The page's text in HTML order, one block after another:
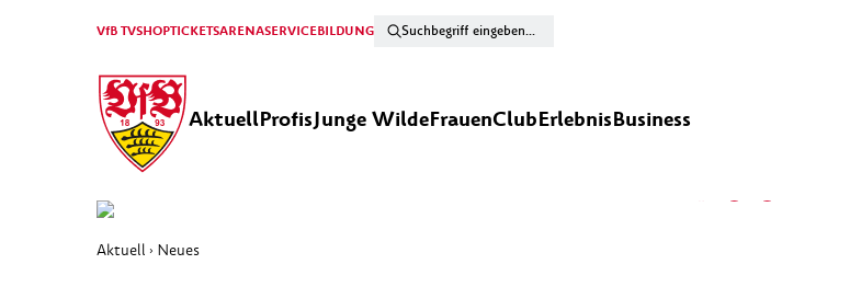
VfB TVSHOPTICKETSARENASERVICEBILDUNG
AktuellProfisJunge WildeFrauenClubErlebnisBusiness
Aktuell › Neues